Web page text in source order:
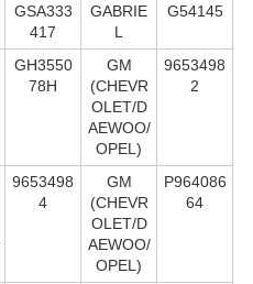
GSA333
417
GABRIE
L
G54145
GH3550
78H
GM
(CHEVR
OLET/D
AEWOO/
OPEL)
9653498
2
9653498
4
GM
(CHEVR
OLET/D
AEWOO/
OPEL)
P964086
64